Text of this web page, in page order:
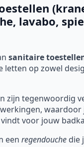
lavabo,
sanitaire
letten op zowel
zijn tegenwoordig
waardoor
voor jouw
een regendouche die